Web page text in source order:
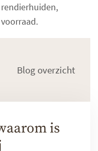
Blog overzicht
is